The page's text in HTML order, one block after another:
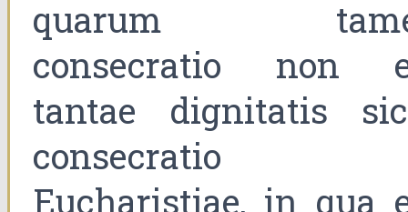
quarum
consecratio non
tantae dignitatis
consecratio
Eucharistiae, in qua